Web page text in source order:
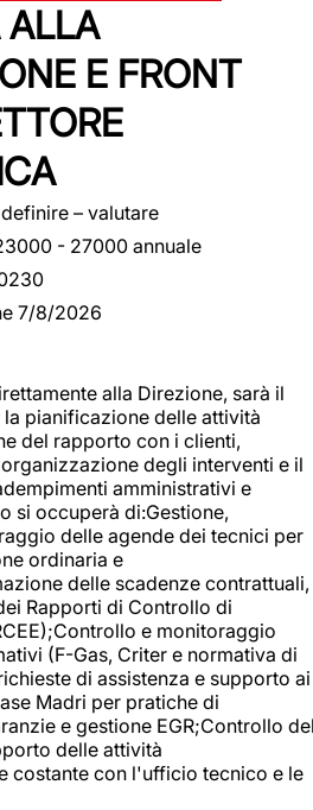
ALLA
E FRONT
– valutare
- 27000 annuale
7/8/2026
alla Direzione, sarà il
pianificazione delle attività
del rapporto con i clienti,
degli interventi e il
amministrativi e
si occuperà di:Gestione,
delle agende dei tecnici per
ordinaria e
delle scadenze contrattuali,
Rapporti di Controllo di
e monitoraggio
(F-Gas, Criter e normativa di
di assistenza e supporto ai
Madri per pratiche di
e gestione EGR;Controllo
delle attività
costante con l'ufficio tecnico e le